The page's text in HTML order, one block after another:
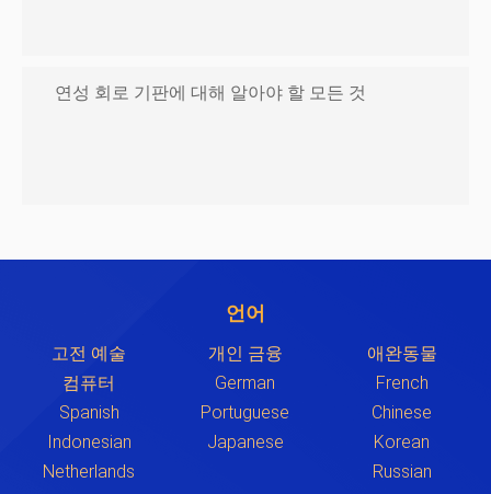
연성 회로 기판에 대해 알아야 할 모든 것
언어
고전 예술 개인 금융
애완동물
컴퓨터
German
French
Spanish
Portuguese
Chinese
Indonesian
Japanese
Korean
Netherlands
Russian